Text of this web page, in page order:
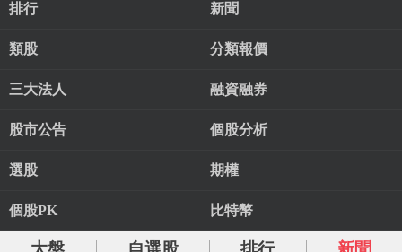
排行 新聞
類股 分類報價
三大法人 融資融券
股市公告 個股分析
選股 期權
個股PK 比特幣